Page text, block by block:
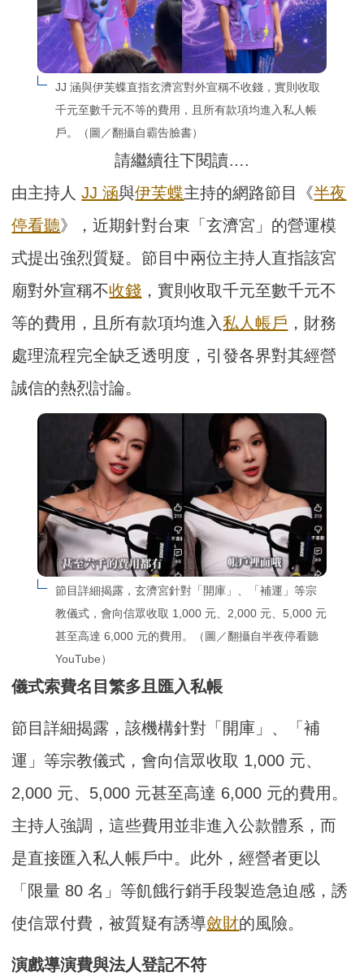
JJ 涵與伊芙蝶直指玄濟宮對外宣稱不收錢，實則收取
千元至數千元不等的費用，且所有款項均進入私人帳
戶。（圖／翻攝自霸告臉書）
請繼續往下閱讀….
由主持人JJ 涵與伊芙蝶主持的網路節目《半夜
停看聽》，近期針對台東「玄濟宮」的營運模
式提出強烈質疑。節目中兩位主持人直指該宮
廟對外宣稱不收錢 ，實則收取千元至數千元不
等的費用，且所有款項均進入私人帳戶 ，財務
處理流程完全缺乏透明度，引發各界對其經營
誠信的熱烈討論。
節目詳細揭露，玄濟宮針對「開庫」、「補運」等宗
教儀式，會向信眾收取 1,000 元、2,000 元、5,000 元
甚至高達 6,000 元的費用。（圖／翻攝自半夜停看聽
YouTube）
儀式索費名目繁多且匯入私帳
節目詳細揭露，該機構針對「開庫」、「補
運」等宗教儀式，會向信眾收取 1,000 元、
2,000 元、5,000 元甚至高達 6,000 元的費用。
主持人強調，這些費用並非進入公款體系，而
是直接匯入私人帳戶中。此外，經營者更以
「限量 80 名」等飢餓行銷手段製造急迫感，誘
使信眾付費，被質疑有誘導斂財的風險。
演戲導演費與法人登記不符